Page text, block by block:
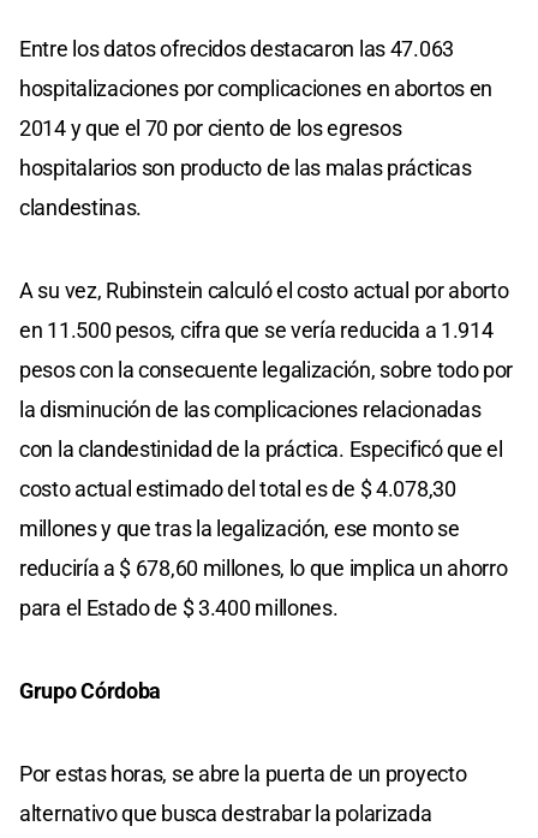
Entre los datos ofrecidos destacaron las 47.063
hospitalizaciones por complicaciones en abortos en
2014 y que el 70 por ciento de los egresos
hospitalarios son producto de las malas prácticas
clandestinas.
A su vez, Rubinstein calculó el costo actual por aborto
en 11.500 pesos, cifra que se vería reducida a 1.914
pesos con la consecuente legalización, sobre todo por
la disminución de las complicaciones relacionadas
con la clandestinidad de la práctica. Especificó que el
costo actual estimado del total es de $ 4.078,30
millones y que tras la legalización, ese monto se
reduciría a $ 678,60 millones, lo que implica un ahorro
para el Estado de $ 3.400 millones.
Grupo Córdoba
Por estas horas, se abre la puerta de un proyecto
alternativo que busca destrabar la polarizada